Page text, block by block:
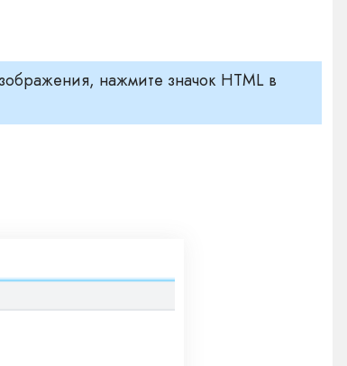
нажмите значок HTML в